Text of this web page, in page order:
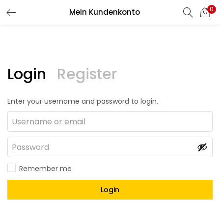
Mein Kundenkonto 0
Login Register
Enter your username and password to login.
Remember me
Login